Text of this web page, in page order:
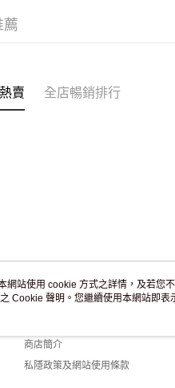
薦
賣 全店暢銷排行
關於我們
商店簡介
私隱政策及網站使用條款
網站使用 cookie 方式之詳情，及若您
Cookie 聲明。您繼續使用本網站即